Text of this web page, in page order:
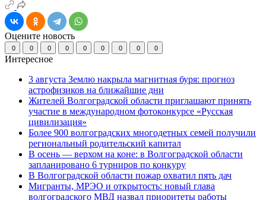
Оцените новость
0 0 0 0 0 0 0 0 0
Интересное
3 августа Землю накрыла магнитная буря: прогноз
астрофизиков на ближайшие дни
Жителей Волгоградской области приглашают принять
участие в международном фотоконкурсе «Русская
цивилизация»
Более 900 волгоградских многодетных семей получили
региональный родительский капитал
В осень — верхом на коне: в Волгоградской области
запланировано 6 турниров по конкуру
В Волгоградской области пожар охватил пять дач
Мигранты, МРЭО и открытость: новый глава
волгоградского МВД назвал приоритеты работы